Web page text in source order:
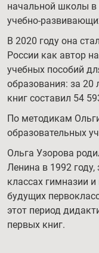
начальной школы в
учебно-
В 2020 году она
России как автор
учебных пособий
образования: за
книг составил 54
По методикам
образовательных
Ольга Узорова
Ленина в 1992
классах гимназии
будущих
этот период
первых книг.